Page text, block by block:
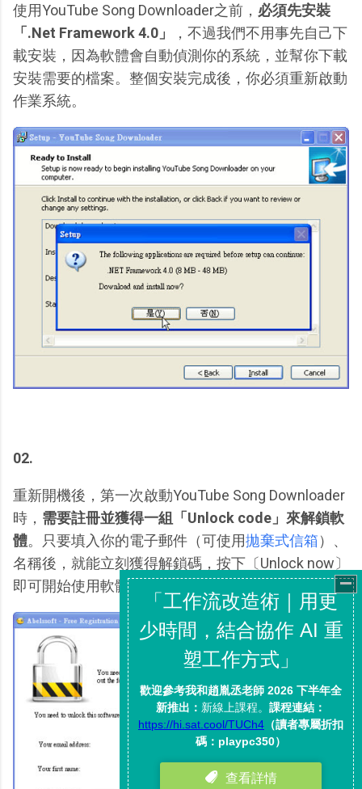
使用YouTube Song Downloader之前， 必須先安裝
「.Net Framework 4.0」
，不過我們不用事先自己下
載安裝，因為軟體會自動偵測你的系統，並幫你下載
安裝需要的檔案。整個安裝完成後，你必須重新啟動
作業系統。
02.
重新開機後，第一次啟動YouTube Song Downloader
時， 需要註冊並獲得一組「Unlock code」來解鎖軟
體。只要填入你的電子郵件（可使用拋棄式信箱）、
名稱後，就能立刻獲得解鎖碼，按下〔Unlock now〕
即可開始使用軟體。